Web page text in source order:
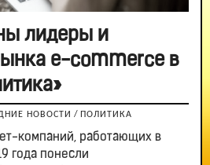
лидеры и
e-commerce в
НОВОСТИ / ПОЛИТИКА
компаний, работающих в
года понесли